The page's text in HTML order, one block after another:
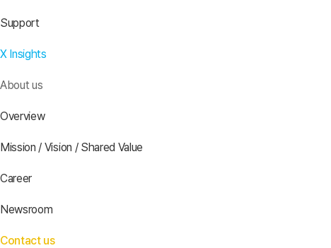
Support
X Insights
About us
Overview
Mission / Vision / Shared Value
Career
Newsroom
Contact us